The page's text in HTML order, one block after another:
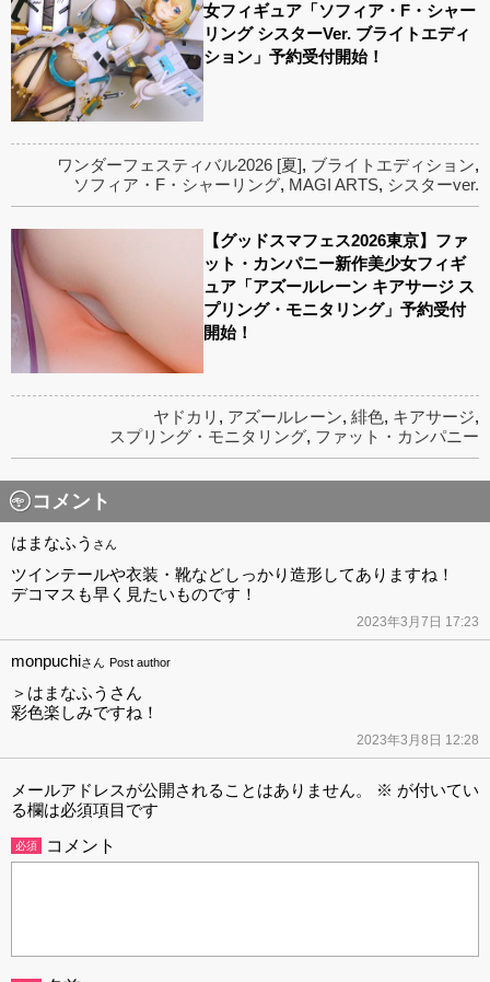
女フィギュア「ソフィア・F・シャー
リング シスターVer. ブライトエディ
ション」予約受付開始！
ワンダーフェスティバル2026 [夏], ブライトエディション,
ソフィア・F・シャーリング, MAGI ARTS, シスターver.
【グッドスマフェス2026東京】ファ
ット・カンパニー新作美少女フィギ
ュア「アズールレーン キアサージ ス
プリング・モニタリング」予約受付
開始！
ヤドカリ , アズールレーン, 緋色, キアサージ,
スプリング・モニタリング, ファット・カンパニー
コメント
はまなふう さん
ツインテールや衣装・靴などしっかり造形してありますね！
デコマスも早く見たいものです！
2023年3月7日 17:23
monpuchiさん Post author
＞はまなふうさん
彩色楽しみですね！
2023年3月8日 12:28
メールアドレスが公開されることはありません。 ※ が付いてい
る欄は必須項目です
必須 コメント